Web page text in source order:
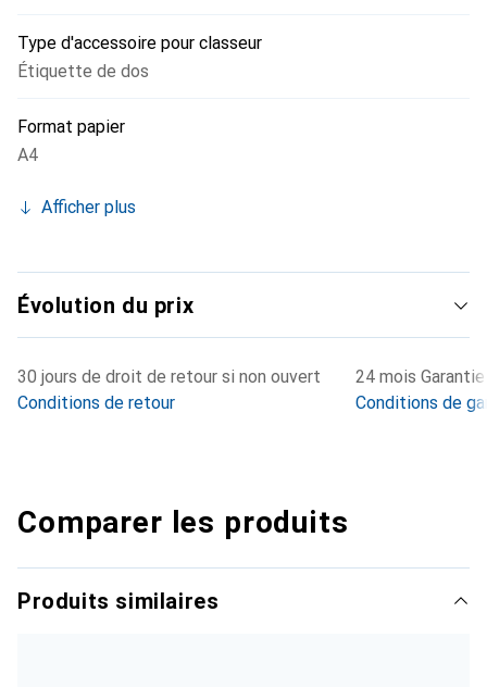
Type d'accessoire pour classeur
Étiquette de dos
Format papier
A4
Afficher plus
Évolution du prix
30 jours de droit de retour si non ouvert
Conditions de retour
24 mois
Conditions de
Comparer les produits
Produits similaires